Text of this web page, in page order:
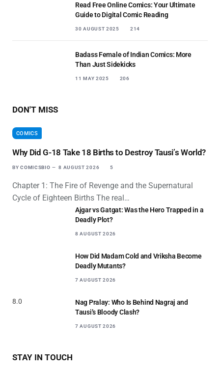
Read Free Online Comics: Your Ultimate
Guide to Digital Comic Reading
30 AUGUST 2025 214
Badass Female of Indian Comics: More
Than Just Sidekicks
11 MAY 2025 206
DON'T MISS
COMICS
Why Did G-18 Take 18 Births to Destroy Tausi’s World?
BY COMICSBIO 8 AUGUST 2026 5
Chapter 1: The Fire of Revenge and the Supernatural
Cycle of Eighteen Births The real…
Ajgar vs Gatgat: Was the Hero Trapped in a
Deadly Plot?
8 AUGUST 2026
How Did Madam Cold and Vriksha Become
Deadly Mutants?
7 AUGUST 2026
8.0
Nag Pralay: Who Is Behind Nagraj and
Tausi’s Bloody Clash?
7 AUGUST 2026
STAY IN TOUCH